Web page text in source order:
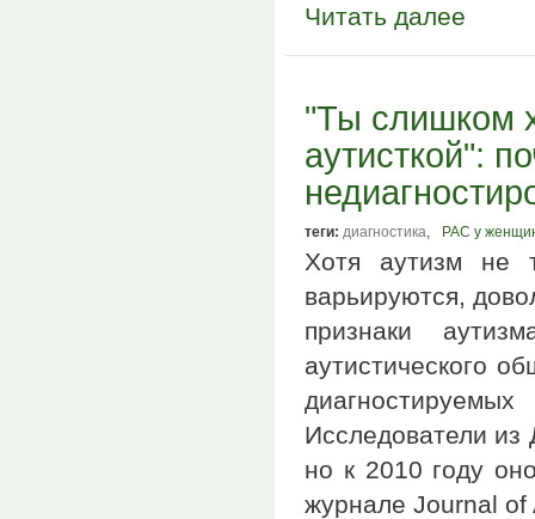
Читать далее
"Ты слишком
аутисткой":
теги: диагностика, РАС у
Хотя аутизм не
варьируются,
признаки
аутистического
Исследователи
но к 2010 году
журнале Journal of